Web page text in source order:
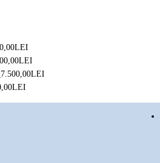
LEI
LEI
7.500,00LEI
LEI